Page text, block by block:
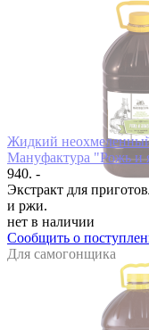
Жидкий
Мануфактура "Рожь и
940. -
Экстракт для
и ржи.
нет в наличии
Сообщить о
Для самогонщика